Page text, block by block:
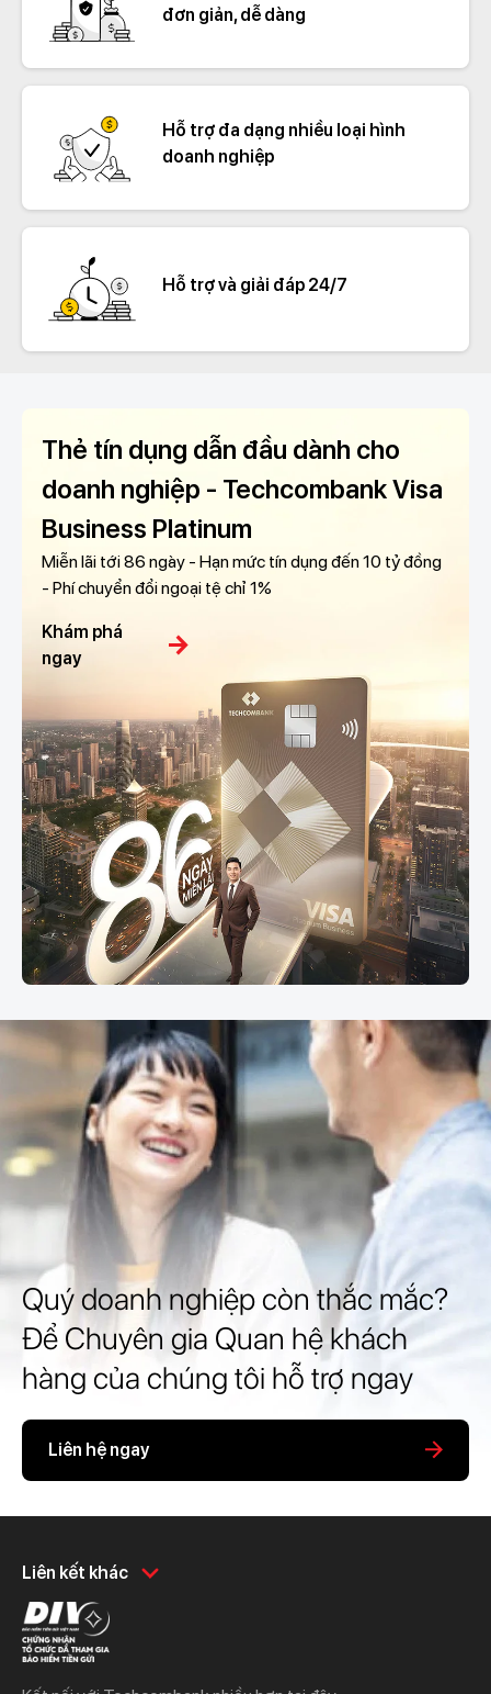
đơn giản, dễ dàng
Hỗ trợ đa dạng nhiều loại hình
doanh nghiệp
Hỗ trợ và giải đáp 24/7
Thẻ tín dụng dẫn đầu dành cho
doanh nghiệp - Techcombank Visa
Business Platinum
Miễn lãi tới 86 ngày - Hạn mức tín dụng đến 10 tỷ đồng
- Phí chuyển đổi ngoại tệ chỉ 1%
Khám phá
ngay
arrow_forward
Quý doanh nghiệp còn thắc mắc?
Để Chuyên gia Quan hệ khách
hàng của chúng tôi hỗ trợ ngay
Liên hệ ngay
Liên kết khác
Khách hàng cá nhân
Chi tiêu
Tiết kiệm
Vay